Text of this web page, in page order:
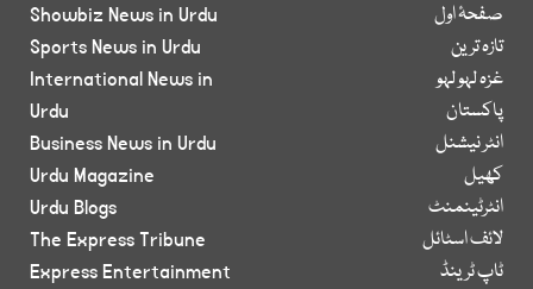
صفحۂ اول
تازہ ترین
غزہ لہو لہو
پاکستان
انٹر نیشنل
کھیل
انٹرٹینمنٹ
لائف اسٹائل
ٹاپ ٹرینڈ
Showbiz News in Urdu
Sports News in Urdu
International News in
Urdu
Business News in Urdu
Urdu Magazine
Urdu Blogs
The Express Tribune
Express Entertainment